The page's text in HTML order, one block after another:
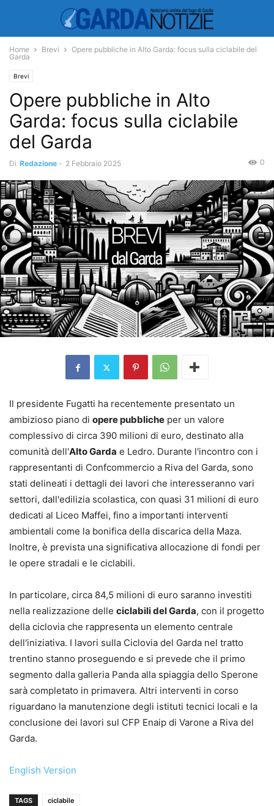
Home Brevi
Opere pubbliche in Alto Garda: focus sulla ciclabile del
Garda
Brevi
Opere pubbliche in Alto
Garda: focus sulla ciclabile
del Garda
Di Redazione - 2 Febbraio 2025 0
Il presidente Fugatti ha recentemente presentato un
ambizioso piano di opere pubbliche per un valore
complessivo di circa 390 milioni di euro, destinato alla
comunità dell'Alto Garda e Ledro. Durante l'incontro con i
rappresentanti di Confcommercio a Riva del Garda, sono
stati delineati i dettagli dei lavori che interesseranno vari
settori, dall'edilizia scolastica, con quasi 31 milioni di euro
dedicati al Liceo Maffei, fino a importanti interventi
ambientali come la bonifica della discarica della Maza.
Inoltre, è prevista una significativa allocazione di fondi per
le opere stradali e le ciclabili.
In particolare, circa 84,5 milioni di euro saranno investiti
nella realizzazione delle ciclabili del Garda, con il progetto
della ciclovia che rappresenta un elemento centrale
dell'iniziativa. I lavori sulla Ciclovia del Garda nel tratto
trentino stanno proseguendo e si prevede che il primo
segmento dalla galleria Panda alla spiaggia dello Sperone
sarà completato in primavera. Altri interventi in corso
riguardano la manutenzione degli istituti tecnici locali e la
conclusione dei lavori sul CFP Enaip di Varone a Riva del
Garda.
English Version
TAGS ciclabile